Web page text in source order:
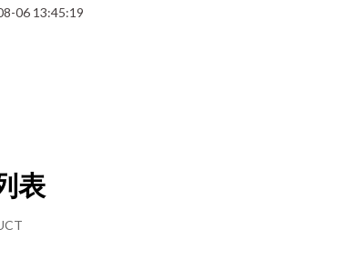
06 13:45:19
表